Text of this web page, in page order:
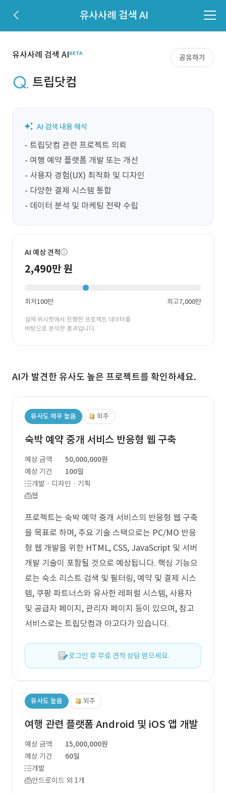
유사사례 검색 AI
유사사례 검색 AI 공유하기
트립닷컴
- 트립닷컴 관련 프로젝트 의뢰
- 여행 예약 플랫폼 개발 또는 개선
- 사용자 경험(UX) 최적화 및 디자인
- 다양한 결제 시스템 통합
- 데이터 분석 및 마케팅 전략 수립
AI 예상 견적
2,490만 원
최저100만 최고7,000만
실제 위시켓에서 진행한 프로젝트 데이터를
바탕으로 분석한 결과입니다.
AI가 발견한 유사도 높은 프로젝트를 확인하세요.
유사도 매우 높음 외주
숙박 예약 중개 서비스 반응형 웹 구축
예상 금액
50,000,000원
예상 기간
100일
개발 · 디자인 · 기획
웹
프로젝트는 숙박 예약 중개 서비스의 반응형 웹 구축
을 목표로 하며, 주요 기술 스택으로는 PC/MO 반응
형 웹 개발을 위한 HTML, CSS, JavaScript 및 서버
개발 기술이 포함될 것으로 예상됩니다. 핵심 기능으
로는 숙소 리스트 검색 및 필터링, 예약 및 결제 시스
템, 쿠팡 파트너스와 유사한 레퍼럴 시스템, 사용자
및 공급자 페이지, 관리자 페이지 등이 있으며, 참고
서비스로는 트립닷컴과 아고다가 있습니다.
로그인 후 무료 견적 상담 받으세요.
유사도 높음 외주
여행 관련 플랫폼 Android 및 iOS 앱 개발
예상 금액
15,000,000원
예상 기간
60일
개발
안드로이드 외 1개